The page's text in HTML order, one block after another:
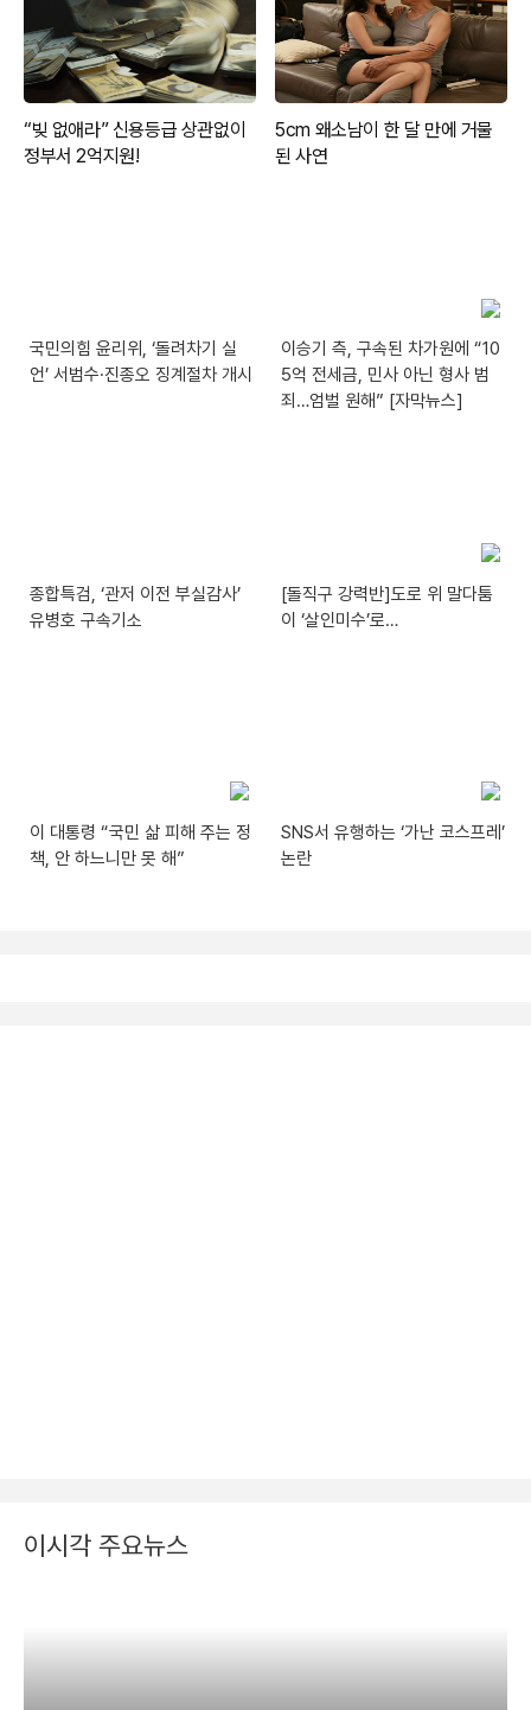
국민의힘 윤리위, ‘돌려차기 실
언’ 서범수·진종오 징계절차 개시
이승기 측, 구속된 차가원에 “10
5억 전세금, 민사 아닌 형사 범
죄…엄벌 원해” [자막뉴스]
종합특검, ‘관저 이전 부실감사’
유병호 구속기소
[돌직구 강력반]도로 위 말다툼
이 ‘살인미수’로…
이 대통령 “국민 삶 피해 주는 정
책, 안 하느니만 못 해”
SNS서 유행하는 ‘가난 코스프레’
논란
이시각 주요뉴스